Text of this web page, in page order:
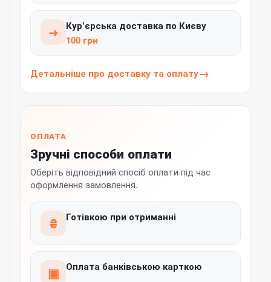
➜
Кур’єрська доставка по Києву
100 грн
Детальніше про доставку та оплату
ОПЛАТА
Зручні способи оплати
Оберіть відповідний спосіб оплати під час
оформлення замовлення.
₴ Готівкою при отриманні
▣ Оплата банківською карткою